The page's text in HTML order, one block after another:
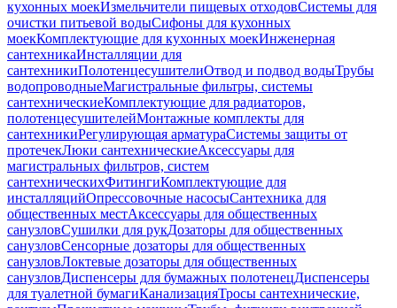
кухонных моекИзмельчители пищевых отходовСистемы для
очистки питьевой водыСифоны для кухонных
моекКомплектующие для кухонных моекИнженерная
сантехникаИнсталляции для
сантехникиПолотенцесушителиОтвод и подвод водыТрубы
водопроводныеМагистральные фильтры, системы
сантехническиеКомплектующие для радиаторов,
полотенцесушителейМонтажные комплекты для
сантехникиРегулирующая арматураСистемы защиты от
протечекЛюки сантехническиеАксессуары для
магистральных фильтров, систем
сантехническихФитингиКомплектующие для
инсталляцийОпрессовочные насосыСантехника для
общественных местАксессуары для общественных
санузловСушилки для рукДозаторы для общественных
санузловСенсорные дозаторы для общественных
санузловЛоктевые дозаторы для общественных
санузловДиспенсеры для бумажных полотенецДиспенсеры
для туалетной бумагиКанализацияТросы сантехнические,